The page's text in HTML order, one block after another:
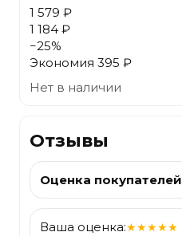
1 579 ₽
1 184 ₽
−25%
Экономия 395 ₽
Нет в наличии
Отзывы
Оценка покупателей
Ваша оценка:★★★★★